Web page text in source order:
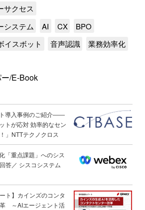
サクセス
システム
AI CX
BPO
イスボット 音声認識 業務効率化
/E-Book
ト導入事例のご紹介――
トが応対 効率的なセン
」NTTテクノクロス
「重点課題」へのシス
答／ シスコシステム
ト】カインズのコンタ
～AIエージェント活